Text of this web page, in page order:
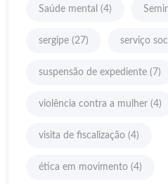
Saúde mental (4)
sergipe (27) serviço
suspensão de expediente (7)
violência contra a mulher (4)
visita de fiscalização (4)
ética em movimento (4)